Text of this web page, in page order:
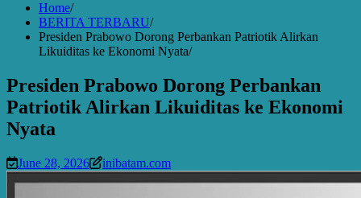
Home
BERITA TERBARU
Presiden Prabowo Dorong Perbankan Patriotik Alirkan
Likuiditas ke Ekonomi Nyata
Presiden Prabowo Dorong Perbankan
Patriotik Alirkan Likuiditas ke Ekonomi
Nyata
June 28, 2026 inibatam.com